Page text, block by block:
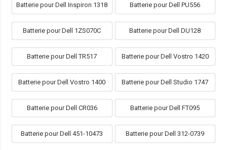
Batterie pour Dell Inspiron 1318 Batterie pour Dell PU556
Batterie pour Dell 1ZS070C Batterie pour Dell DU128
Batterie pour Dell TR517 Batterie pour Dell Vostro 1420
Batterie pour Dell Vostro 1400 Batterie pour Dell Studio 1747
Batterie pour Dell CR036 Batterie pour Dell FT095
Batterie pour Dell 451-10473 Batterie pour Dell 312-0739